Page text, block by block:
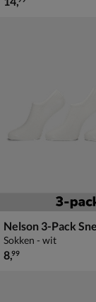
Sokken - wit
€ 8,99
8,99